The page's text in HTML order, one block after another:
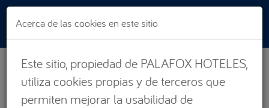
Pasar al contenido principal
Acerca de las cookies en este sitio
Este sitio, propiedad de PALAFOX HOTELES,
utiliza cookies propias y de terceros que
permiten mejorar la usabilidad de